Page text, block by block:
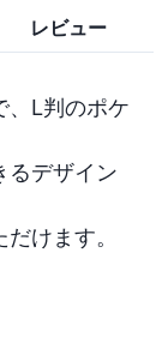
レビュー
、L判のポケ
るデザイン
けます。